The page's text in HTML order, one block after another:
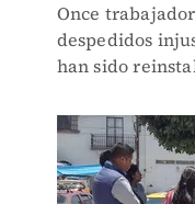
Once
despedidos
han sido